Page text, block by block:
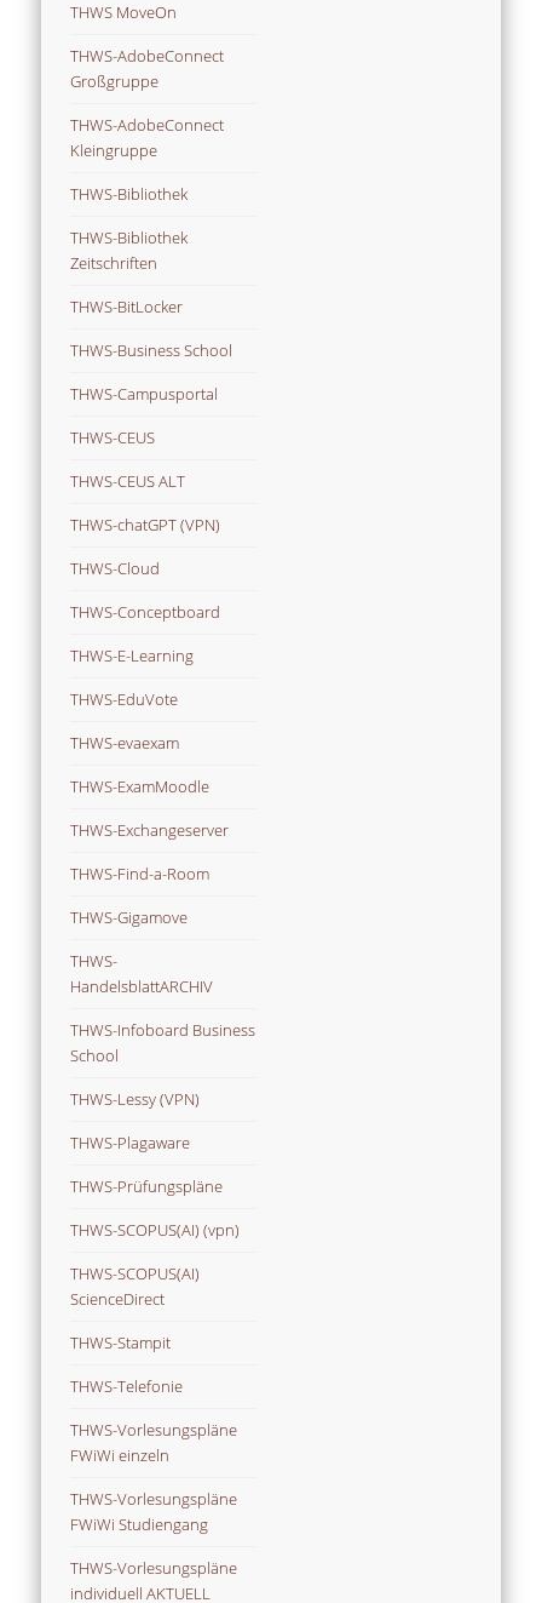
THWS MoveOn
THWS-AdobeConnect
Großgruppe
THWS-AdobeConnect
Kleingruppe
THWS-Bibliothek
THWS-Bibliothek
Zeitschriften
THWS-BitLocker
THWS-Business School
THWS-Campusportal
THWS-CEUS
THWS-CEUS ALT
THWS-chatGPT (VPN)
THWS-Cloud
THWS-Conceptboard
THWS-E-Learning
THWS-EduVote
THWS-evaexam
THWS-ExamMoodle
THWS-Exchangeserver
THWS-Find-a-Room
THWS-Gigamove
THWS-
HandelsblattARCHIV
THWS-Infoboard Business
School
THWS-Lessy (VPN)
THWS-Plagaware
THWS-Prüfungspläne
THWS-SCOPUS(AI) (vpn)
THWS-SCOPUS(AI)
ScienceDirect
THWS-Stampit
THWS-Telefonie
THWS-Vorlesungspläne
FWiWi einzeln
THWS-Vorlesungspläne
FWiWi Studiengang
THWS-Vorlesungspläne
individuell AKTUELL